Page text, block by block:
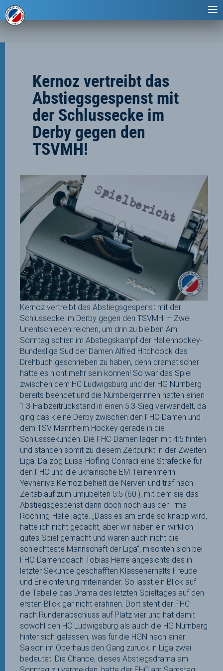
Kernoz vertreibt das
Abstiegsgespenst mit
der Schlussecke im
Derby gegen den
TSVMH!
Kernoz vertreibt das Abstiegsgespenst mit der
Schlussecke im Derby gegen den TSVMH! – Zwei
Unentschieden reichen, um drin zu bleiben Am
Sonntag schien im Abstiegskampf der Hallenhockey-
Bundesliga Süd der Damen Alfred Hitchcock das
Drehbuch geschrieben zu haben, denn dramatischer
hätte es nicht mehr sein können! So war das Spiel
zwischen dem HC Ludwigsburg und der HG Nürnberg
bereits beendet und die Nürnbergerinnen hatten einen
1:3-Halbzeitrückstand in einen 5:3-Sieg verwandelt, da
ging das kleine Derby zwischen den FHC-Damen und
dem TSV Mannheim Hockey gerade in die
Schlusssekunden. Die FHC-Damen lagen mit 4:5 hinten
und standen somit zu diesem Zeitpunkt in der Zweiten
Liga. Da zog Luisa-Höfling Conradi eine Strafecke für
den FHC und die ukrainische EM-Teilnehmerin
Yevheniya Kernoz behielt die Nerven und traf nach
Zeitablauf zum umjubelten 5:5 (60.), mit dem sie das
Abstiegsgespenst dann doch noch aus der Irma-
Röchling-Halle jagte. „Dass es am Ende so knapp wird,
hatte ich nicht gedacht, aber wir haben ein wirklich
gutes Spiel gemacht und waren auch nicht die
schlechteste Mannschaft der Liga“, mischten sich bei
FHC-Damencoach Tobias Herre angesichts des in
letzter Sekunde geschafften Klassenerhalts Freude
und Erleichterung miteinander. So lässt ein Blick auf
die Tabelle das Drama des letzten Spieltages auf den
ersten Blick gar nicht erahnen. Dort steht der FHC
nach Rundenabschluss auf Platz vier und hat damit
sowohl den HC Ludwigsburg als auch die HG Nürnberg
hinter sich gelassen, was für die HGN nach einer
Saison im Oberhaus den Gang zurück in Liga zwei
bedeutet. Die Chance, dieses Abstiegsdrama am